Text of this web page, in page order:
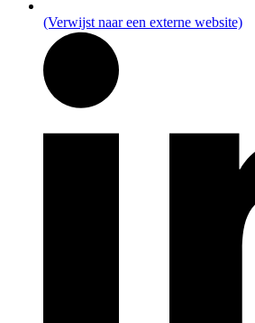
(Verwijst naar een externe website)